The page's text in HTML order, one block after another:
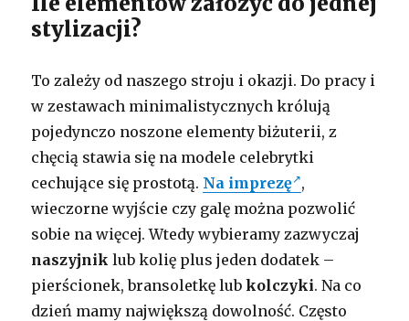
stylizacji?
To zależy od naszego stroju i okazji. Do pracy i
w zestawach minimalistycznych królują
pojedynczo noszone elementy biżuterii, z
chęcią stawia się na modele celebrytki
cechujące się prostotą. Na imprezę ,
wieczorne wyjście czy galę można pozwolić
sobie na więcej. Wtedy wybieramy zazwyczaj
naszyjnik lub kolię plus jeden dodatek –
pierścionek, bransoletkę lubkolczyki. Na co
dzień mamy największą dowolność. Często